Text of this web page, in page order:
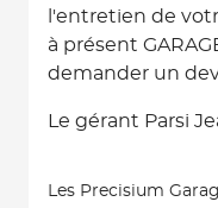
l'entretien de
à présent
demander un
Le gérant Parsi
Les Precisium